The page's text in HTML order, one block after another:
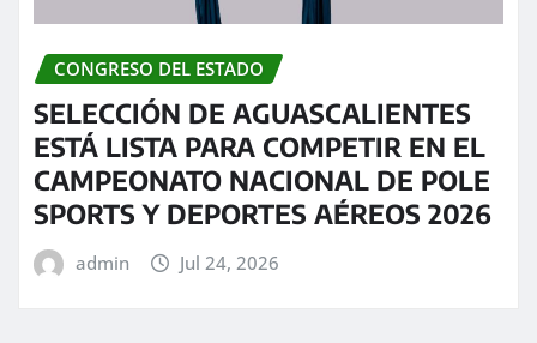
CONGRESO DEL ESTADO
SELECCIÓN DE AGUASCALIENTES
ESTÁ LISTA PARA COMPETIR EN EL
CAMPEONATO NACIONAL DE POLE
SPORTS Y DEPORTES AÉREOS 2026
admin Jul 24, 2026